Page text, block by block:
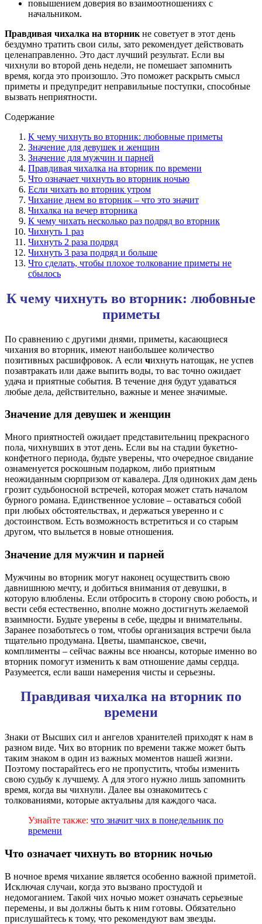
повышением доверия во взаимоотношениях с
начальником.
Правдивая чихалка на вторник не советует в этот день
бездумно тратить свои силы, зато рекомендует действовать
целенаправленно. Это даст лучший результат. Если вы
чихнули во второй день недели, не помешает запомнить
время, когда это произошло. Это поможет раскрыть смысл
приметы и предупредит неправильные поступки, способные
вызвать неприятности.
Содержание
К чему чихнуть во вторник: любовные приметы
Значение для девушек и женщин
Значение для мужчин и парней
Правдивая чихалка на вторник по времени
Что означает чихнуть во вторник ночью
Если чихать во вторник утром
Чихание днем во вторник – что это значит
Чихалка на вечер вторника
К чему чихать несколько раз подряд во вторник
Чихнуть 1 раз
Чихнуть 2 раза подряд
Чихнуть 3 раза подряд и больше
Что сделать, чтобы плохое толкование приметы не
сбылось
К чему чихнуть во вторник: любовные
приметы
По сравнению с другими днями, приметы, касающиеся
чихания во вторник, имеют наибольшее количество
позитивных расшифровок. А если чихнуть натощак, не успев
позавтракать или даже выпить воды, то вас точно ожидает
удача и приятные события. В течение дня будут удаваться
любые дела, действительно, важные и менее значимые.
Значение для девушек и женщин
Много приятностей ожидает представительниц прекрасного
пола, чихнувших в этот день. Если вы на стадии букетно-
конфетного периода, будьте уверены, что очередное свидание
ознаменуется роскошным подарком, либо приятным
неожиданным сюрпризом от кавалера. Для одиноких дам день
грозит судьбоносной встречей, которая может стать началом
бурного романа. Единственное условие – оставаться собой
при любых обстоятельствах, и держаться уверенно и с
достоинством. Есть возможность встретиться и со старым
другом, что выльется в новые отношения.
Значение для мужчин и парней
Мужчины во вторник могут наконец осуществить свою
давнишнюю мечту, и добиться внимания от девушки, в
которую влюблены. Если отбросить в сторону свою робость, и
вести себя естественно, вполне можно достигнуть желаемой
взаимности. Будьте уверены в себе, щедры и внимательны.
Заранее позаботьтесь о том, чтобы организация встречи была
тщательно продумана. Цветы, шампанское, свечи,
комплименты – сейчас важны все нюансы, которые именно во
вторник помогут изменить к вам отношение дамы сердца.
Разумеется, если ваши намерения чисты и серьезны.
Правдивая чихалка на вторник по
времени
Знаки от Высших сил и ангелов хранителей приходят к нам в
разном виде. Чих во вторник по времени также может быть
таким знаком в один из важных моментов нашей жизни.
Поэтому постарайтесь его не пропустить, чтобы изменить
свою судьбу к лучшему. А для этого нужно лишь запомнить
время, когда вы чихнули. Далее вы ознакомитесь с
толкованиями, которые актуальны для каждого часа.
Узнайте также: что значит чих в понедельник по
времени
Что означает чихнуть во вторник ночью
В ночное время чихание является особенно важной приметой.
Исключая случаи, когда это вызвано простудой и
недомоганием. Такой чих ночью может означать серьезные
перемены, и вы должны быть к ним готовы. Обязательно
прислушайтесь к тому, что рекомендуют вам звезды.